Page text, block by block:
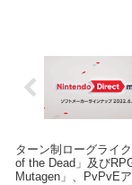
ターン制ローグライ
of the Dead」及び
Mutagen」、PvPvE